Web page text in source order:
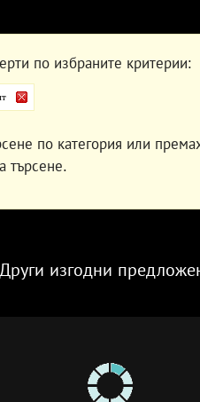
по избраните критерии:
по категория или
търсене.
Други изгодни